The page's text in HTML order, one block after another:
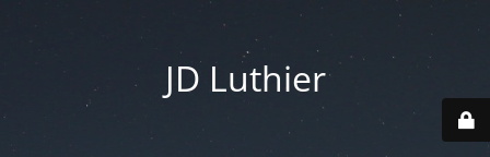
JD Luthier